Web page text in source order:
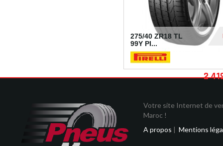
275/40 ZR18 TL
99Y PI...
2
Votre site Internet de
Maroc !
A propos | Mentions